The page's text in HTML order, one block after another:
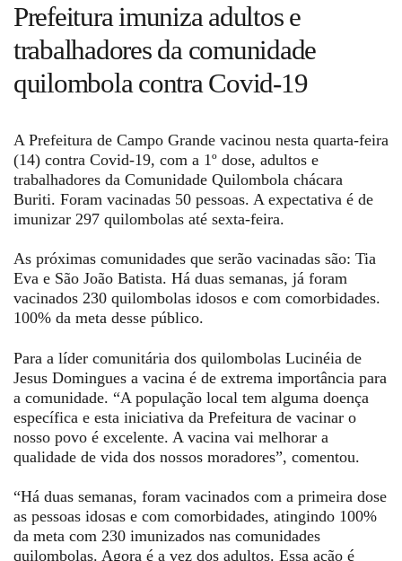
Anuncie
Fale Conosco
Prefeitura imuniza adultos e
trabalhadores da comunidade
quilombola contra Covid-19
A Prefeitura de Campo Grande vacinou nesta quarta-feira
(14) contra Covid-19, com a 1º dose, adultos e
trabalhadores da Comunidade Quilombola chácara
Buriti. Foram vacinadas 50 pessoas. A expectativa é de
imunizar 297 quilombolas até sexta-feira.
As próximas comunidades que serão vacinadas são: Tia
Eva e São João Batista. Há duas semanas, já foram
vacinados 230 quilombolas idosos e com comorbidades.
100% da meta desse público.
Para a líder comunitária dos quilombolas Lucinéia de
Jesus Domingues a vacina é de extrema importância para
a comunidade. “A população local tem alguma doença
específica e esta iniciativa da Prefeitura de vacinar o
nosso povo é excelente. A vacina vai melhorar a
qualidade de vida dos nossos moradores”, comentou.
“Há duas semanas, foram vacinados com a primeira dose
as pessoas idosas e com comorbidades, atingindo 100%
da meta com 230 imunizados nas comunidades
quilombolas. Agora é a vez dos adultos. Essa ação é